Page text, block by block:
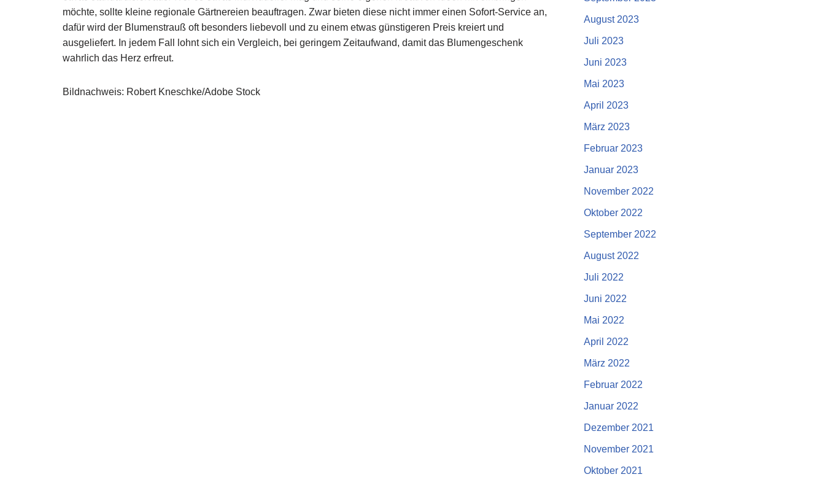
möchte, sollte kleine regionale Gärtnereien beauftragen. Zwar bieten diese nicht immer einen Sofort-Service an,
dafür wird der Blumenstrauß oft besonders liebevoll und zu einem etwas günstigeren Preis kreiert und
ausgeliefert. In jedem Fall lohnt sich ein Vergleich, bei geringem Zeitaufwand, damit das Blumengeschenk
wahrlich das Herz erfreut.
Bildnachweis: Robert Kneschke/Adobe Stock
August 2023
Juli 2023
Juni 2023
Mai 2023
April 2023
März 2023
Februar 2023
Januar 2023
November 2022
Oktober 2022
September 2022
August 2022
Juli 2022
Juni 2022
Mai 2022
April 2022
März 2022
Februar 2022
Januar 2022
Dezember 2021
November 2021
Oktober 2021